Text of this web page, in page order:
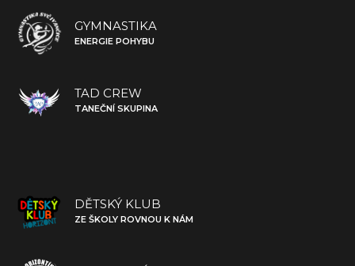
GYMNASTIKA
ENERGIE POHYBU
TAD CREW
TANEČNÍ SKUPINA
DĚTSKÝ KLUB
ZE ŠKOLY ROVNOU K NÁM